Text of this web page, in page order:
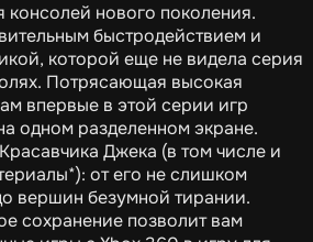
консолей нового поколения.
быстродействием и
которой еще не видела серия
Потрясающая высокая
впервые в этой серии игр
одном разделенном экране.
Джека (в том числе и
от его не слишком
вершин безумной тирании.
сохранение позволит вам